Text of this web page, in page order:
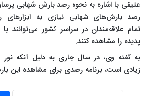
عتیقی با اشاره به نحوه رصد بارش شهابی
رصد بارش‌های شهابی نیازی به ابزارهای
تمام علاقه‌مندان در سراسر کشور می‌توانند
پدیده را مشاهده کنند.
به گفته وی، در سال جاری به دلیل آنکه نور
زیادی است، برنامه رصدی برای مشاهده این